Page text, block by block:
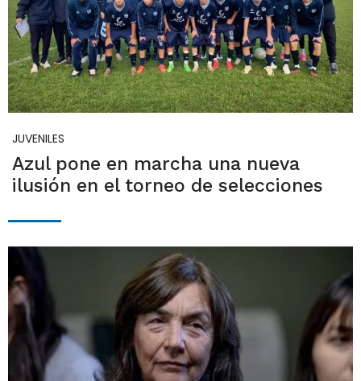
JUVENILES
Azul pone en marcha una nueva
ilusión en el torneo de selecciones